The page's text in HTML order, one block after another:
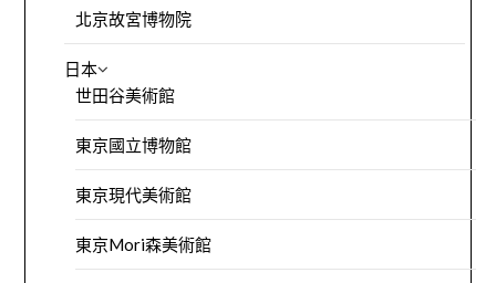
北京故宮博物院
日本
世田谷美術館
東京國立博物館
東京現代美術館
東京Mori森美術館